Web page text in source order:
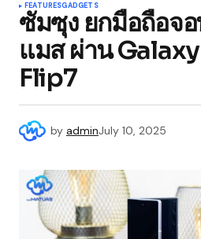
FEATURESGADGETS
ซัมซุง ยกมือถือจ
แมส ผ่าน
Flip7
by adminJuly 10, 2025